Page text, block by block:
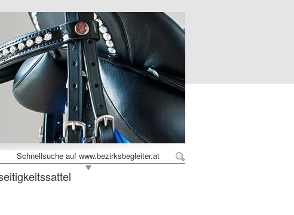
Schnellsuche auf www.bezirksbegleiter.at